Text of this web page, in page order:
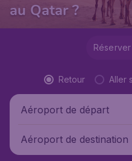
au Qatar ?
Retour Aller
Aéroport de départ
Aéroport de destination